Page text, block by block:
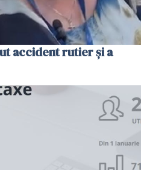
accident rutier și a